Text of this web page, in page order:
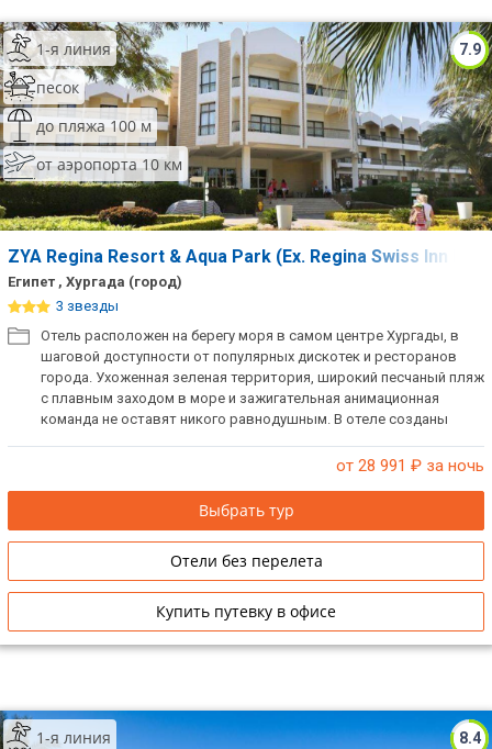
7.9
1-я линия
песок
до пляжа 100 м
от аэропорта 10 км
ZYA Regina Resort & Aqua Park (Ex. Regina Swiss Inn
Египет , Хургада (город)
3 звезды
Отель расположен на берегу моря в самом центре Хургады, в
шаговой доступности от популярных дискотек и ресторанов
города. Ухоженная зеленая территория, широкий песчаный пляж
с плавным заходом в море и зажигательная анимационная
команда не оставят никого равнодушным. В отеле созданы
от 28 991 ₽ за ночь
Выбрать тур
Отели без перелета
Купить путевку в офисе
8.4
1-я линия